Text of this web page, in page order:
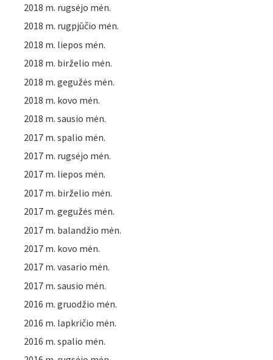
2018 m. rugsėjo mėn.
2018 m. rugpjūčio mėn.
2018 m. liepos mėn.
2018 m. birželio mėn.
2018 m. gegužės mėn.
2018 m. kovo mėn.
2018 m. sausio mėn.
2017 m. spalio mėn.
2017 m. rugsėjo mėn.
2017 m. liepos mėn.
2017 m. birželio mėn.
2017 m. gegužės mėn.
2017 m. balandžio mėn.
2017 m. kovo mėn.
2017 m. vasario mėn.
2017 m. sausio mėn.
2016 m. gruodžio mėn.
2016 m. lapkričio mėn.
2016 m. spalio mėn.